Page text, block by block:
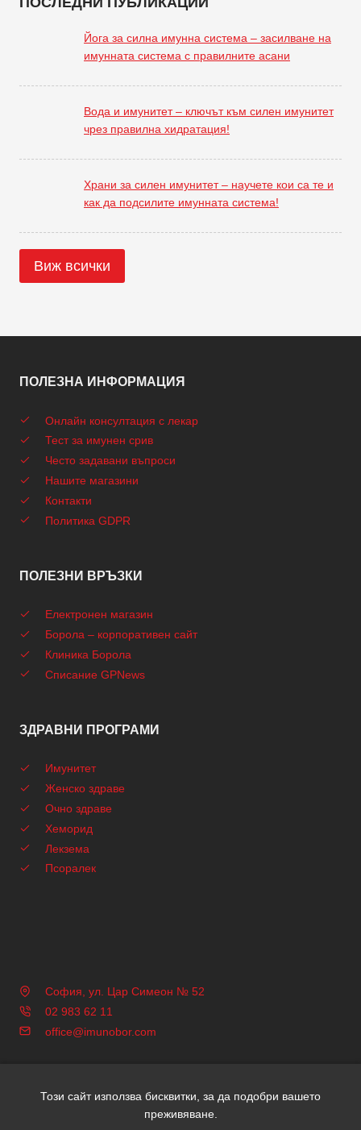
Йога за силна имунна система – засилване на
имунната система с правилните асани
Вода и имунитет – ключът към силен имунитет
чрез правилна хидратация!
Храни за силен имунитет – научете кои са те и
как да подсилите имунната система!
Виж всички
ПОЛЕЗНА ИНФОРМАЦИЯ
Онлайн консултация с лекар
Тест за имунен срив
Често задавани въпроси
Нашите магазини
Контакти
Политика GDPR
ПОЛЕЗНИ ВРЪЗКИ
Електронен магазин
Борола – корпоративен сайт
Клиника Борола
Списание GPNews
ЗДРАВНИ ПРОГРАМИ
Имунитет
Женско здраве
Очно здраве
Хеморид
Лекзема
Псоралек
София, ул. Цар Симеон № 52
02 983 62 11
office@imunobor.com
Copyright © 2026 Имунобор | Всички права запазени | Уеб
Този сайт използва бисквитки, за да подобри вашето
преживяване.